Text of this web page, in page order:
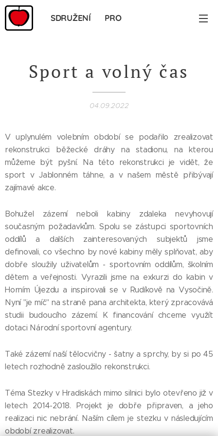
SDRUŽENÍ PRO
Sport a volný čas
04.09.2022
V uplynulém volebním období se podařilo zrealizovat
rekonstrukci běžecké dráhy na stadionu, na kterou
můžeme být pyšní. Na této rekonstrukci je vidět, že
sport v Jablonném táhne, a v našem městě přibývají
zajímavé akce.
Bohužel zázemí neboli kabiny zdaleka nevyhovují
současným požadavkům. Spolu se zástupci sportovních
oddílů a dalších zainteresovaných subjektů jsme
definovali, co všechno by nové kabiny měly splňovat, aby
dobře sloužily uživatelům - sportovním oddílům, školním
dětem a veřejnosti. Vyrazili jsme na exkurzi do kabin v
Horním Újezdu a inspirovali se v Rudíkově na Vysočině.
Nyní "je míč" na straně pana architekta, který zpracovává
studii budoucího zázemí. K financování chceme využít
dotaci Národní sportovní agentury.
Také zázemí naší tělocvičny - šatny a sprchy, by si po 45
letech rozhodně zasloužilo rekonstrukci.
Téma Stezky v Hradiskách mimo silnici bylo otevřeno již v
letech 2014-2018. Projekt je dobře připraven, a jeho
realizaci nic nebrání. Naším cílem je stezku v následujícím
období zrealizovat.